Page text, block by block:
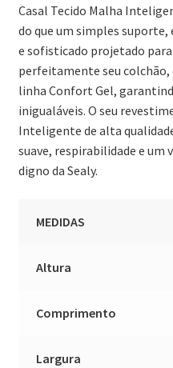
Casal Tecido Malha
do que um simples
e sofisticado projetado
perfeitamente seu
linha Confort Gel,
inigualáveis. O seu
Inteligente de alta
suave, respirabilidade e um
digno da Sealy.
MEDIDAS
Altura
Comprimento
Largura